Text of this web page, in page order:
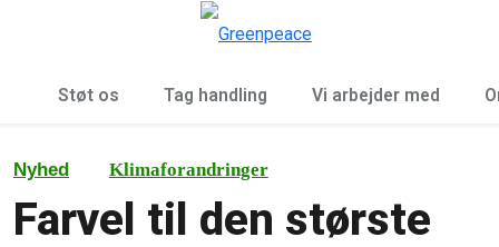
Støt os Tag handling Vi arbejder med
Nyhed Klimaforandringer
Farvel til den største